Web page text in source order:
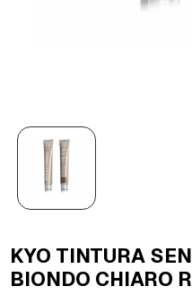
KYO TINTURA
BIONDO CHIARO